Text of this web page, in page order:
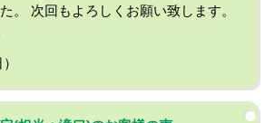
。 次回もよろしくお願い致します。